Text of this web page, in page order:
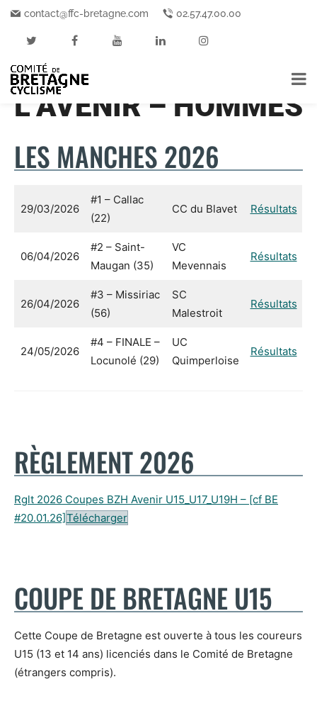
contact@ffc-bretagne.com 02.57.47.00.00
Accueil Coupe de Bretagne de l’Avenir – Hommes
COUPE DE
BRETAGNE DE
L’AVENIR – HOMMES
LES MANCHES 2026
29/03/2026
#1 – Callac
(22)
CC du Blavet Résultats
06/04/2026
#2 – Saint-
Maugan (35)
VC
Mevennais
Résultats
26/04/2026
#3 – Missiriac
(56)
SC
Malestroit
Résultats
24/05/2026
#4 – FINALE –
Locunolé (29)
UC
Quimperloise
Résultats
RÈGLEMENT 2026
Rglt 2026 Coupes BZH Avenir U15_U17_U19H – [cf BE
#20.01.26]Télécharger
COUPE DE BRETAGNE U15
Cette Coupe de Bretagne est ouverte à tous les coureurs
U15 (13 et 14 ans) licenciés dans le Comité de Bretagne
(étrangers compris).